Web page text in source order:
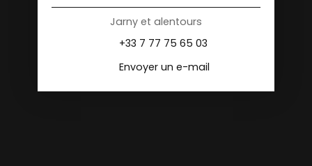
Jarny et alentours
+33 7 77 75 65 03
Envoyer un e-mail